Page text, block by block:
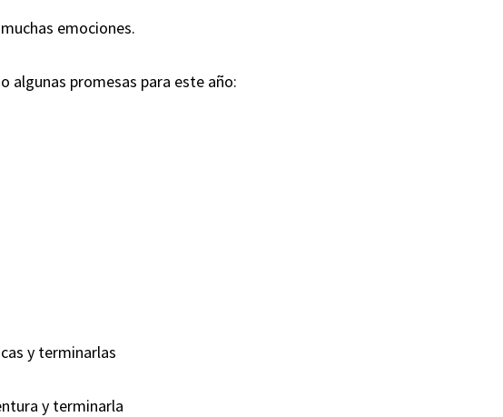
emociones.
algunas promesas para este año:
y terminarlas
y terminarla